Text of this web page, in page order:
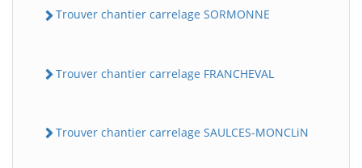
Trouver chantier carrelage SORMONNE
Trouver chantier carrelage FRANCHEVAL
Trouver chantier carrelage SAULCES-MONCLiN